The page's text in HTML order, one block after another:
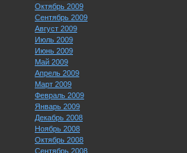
Октябрь 2009
Сентябрь 2009
Август 2009
Июль 2009
Июнь 2009
Май 2009
Апрель 2009
Март 2009
Февраль 2009
Январь 2009
Декабрь 2008
Ноябрь 2008
Октябрь 2008
Сентябрь 2008